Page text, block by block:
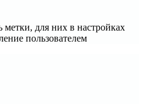
метки, для них в настройках
пользователем